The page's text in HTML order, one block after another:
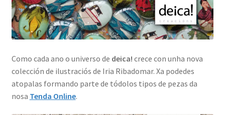
Como cada ano o universo de deica! crece con unha nova
colección de ilustraciós de Iria Ribadomar. Xa podedes
atopalas formando parte de tódolos tipos de pezas da
nosa Tenda Online.